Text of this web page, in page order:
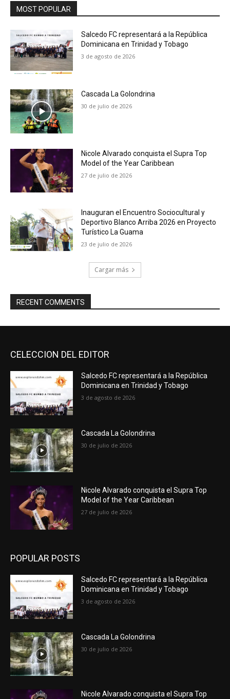
MOST POPULAR
Salcedo FC representará a la República
Dominicana en Trinidad y Tobago
3 de agosto de 2026
Cascada La Golondrina
30 de julio de 2026
Nicole Alvarado conquista el Supra Top
Model of the Year Caribbean
27 de julio de 2026
Inauguran el Encuentro Sociocultural y
Deportivo Blanco Arriba 2026 en Proyecto
Turístico La Guama
23 de julio de 2026
Cargar más
RECENT COMMENTS
CELECCION DEL EDITOR
Salcedo FC representará a la República
Dominicana en Trinidad y Tobago
3 de agosto de 2026
Cascada La Golondrina
30 de julio de 2026
Nicole Alvarado conquista el Supra Top
Model of the Year Caribbean
27 de julio de 2026
POPULAR POSTS
Salcedo FC representará a la República
Dominicana en Trinidad y Tobago
3 de agosto de 2026
Cascada La Golondrina
30 de julio de 2026
Nicole Alvarado conquista el Supra Top